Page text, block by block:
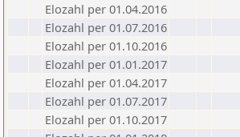
Elozahl per 01.04.2016
Elozahl per 01.07.2016
Elozahl per 01.10.2016
Elozahl per 01.01.2017
Elozahl per 01.04.2017
Elozahl per 01.07.2017
Elozahl per 01.10.2017